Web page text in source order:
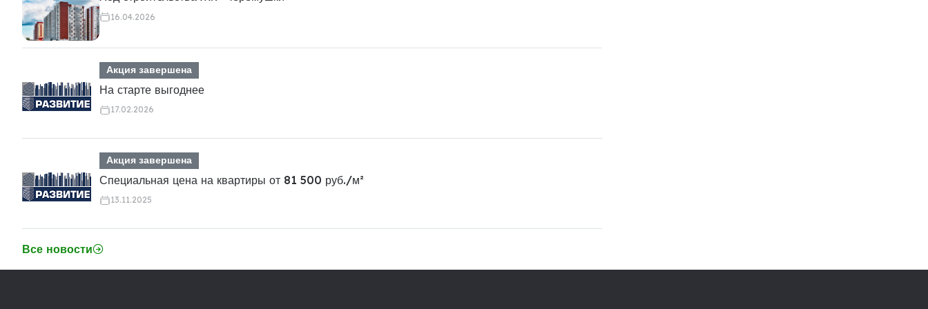
16.04.2026
Акция завершена
На старте выгоднее
17.02.2026
Акция завершена
Специальная цена на квартиры от 81 500 руб./м²
13.11.2025
Все новости